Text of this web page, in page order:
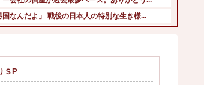
なんだよ」 戦後の日本人の特別な生き様...
磯部優花、次に爆売れ間違いなしのイベン...
ＳP